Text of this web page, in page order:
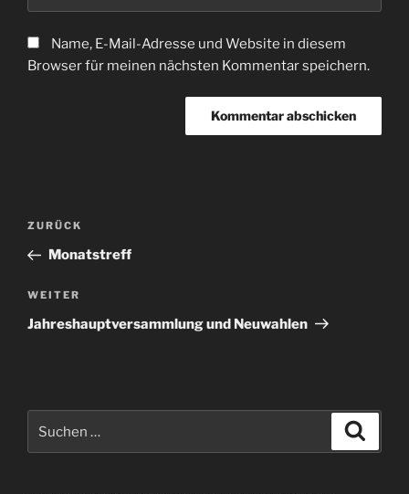
Name, E-Mail-Adresse und Website in diesem
Browser für meinen nächsten Kommentar speichern.
Beitragsnavigation
Vorheriger
Beitrag
ZURÜCK
Monatstreff
Nächster
Beitrag
WEITER
Jahreshauptversammlung und Neuwahlen
nach: